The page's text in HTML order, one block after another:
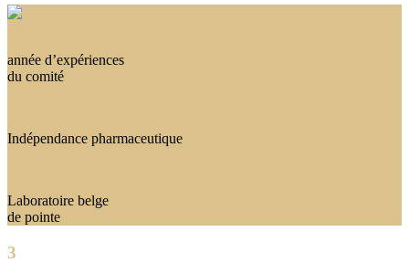
année d’expériences
du comité
Indépendance pharmaceutique
Laboratoire belge
de pointe
3